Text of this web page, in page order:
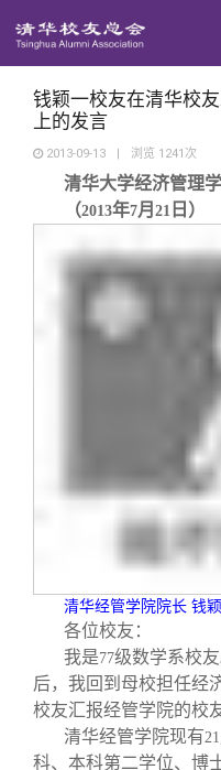
地区
年级联
院系
专业
兴趣
回馈母校
捐赠项
捐赠
捐赠
捐赠
媒体平台
《清
《水
我要
百年清华
清华
清华
校友文
校友
终身
三创大
实用
会长致
总会
制度
联系
钱颖一校友在清华校
上的发言
2013-09-13 | 浏览 1241 次
清华大学经济管理
（2013年7月 21 日）
清华经管学院院长 钱
各位校友：
我是77级数学系校友
后，我回到母校担任经
校友汇报经管学院的校
清华经管学院现有
科、本科第二学位、博